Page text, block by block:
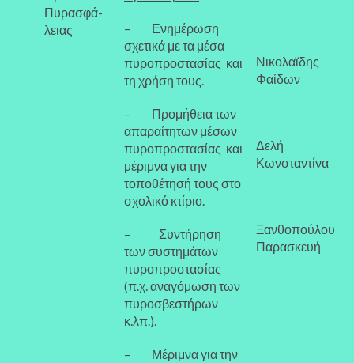
Πυρασφά-
λειας
– Ενημέρωση
σχετικά με τα μέσα
πυροπροστασίας και
τη χρήση τους.
– Προμήθεια των
απαραίτητων μέσων
πυροπροστασίας και
μέριμνα για την
τοποθέτησή τους στο
σχολικό κτίριο.
– Συντήρηση
των συστημάτων
πυροπροστασίας
(π.χ. αναγόμωση των
πυροσβεστήρων
κ.λπ.).
– Μέριμνα για την
Νικολαϊδης
Φαίδων
Δελή
Κωνσταντίνα
Ξανθοπούλου
Παρασκευή